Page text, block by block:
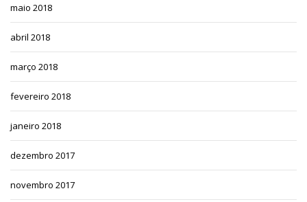
maio 2018
abril 2018
março 2018
fevereiro 2018
janeiro 2018
dezembro 2017
novembro 2017